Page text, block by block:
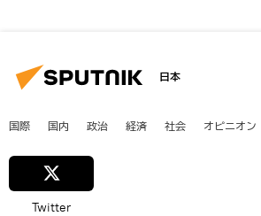
日本
国際 国内 政治 経済 社会 オピニオン
Twitter